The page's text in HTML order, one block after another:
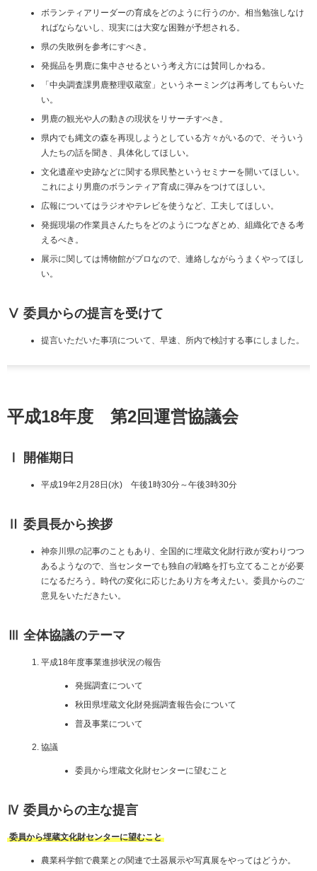
ボランティアリーダーの育成をどのように行うのか。相当勉強しなけ
ればならないし、現実には大変な困難が予想される。
県の失敗例を参考にすべき。
発掘品を男鹿に集中させるという考え方には賛同しかねる。
「中央調査課男鹿整理収蔵室」というネーミングは再考してもらいた
い。
男鹿の観光や人の動きの現状をリサーチすべき。
県内でも縄文の森を再現しようとしている方々がいるので、そういう
人たちの話を聞き、具体化してほしい。
文化遺産や史跡などに関する県民塾というセミナーを開いてほしい。
これにより男鹿のボランティア育成に弾みをつけてほしい。
広報についてはラジオやテレビを使うなど、工夫してほしい。
発掘現場の作業員さんたちをどのようにつなぎとめ、組織化できる考
えるべき。
展示に関しては博物館がプロなので、連絡しながらうまくやってほし
い。
Ⅴ 委員からの提言を受けて
提言いただいた事項について、早速、所内で検討する事にしました。
平成18年度 第2回運営協議会
Ⅰ 開催期日
平成19年2月28日(水) 午後1時30分～午後3時30分
Ⅱ 委員長から挨拶
神奈川県の記事のこともあり、全国的に埋蔵文化財行政が変わりつつ
あるようなので、当センターでも独自の戦略を打ち立てることが必要
になるだろう。時代の変化に応じたあり方を考えたい。委員からのご
意見をいただきたい。
Ⅲ 全体協議のテーマ
平成18年度事業進捗状況の報告
発掘調査について
秋田県埋蔵文化財発掘調査報告会について
普及事業について
協議
委員から埋蔵文化財センターに望むこと
Ⅳ 委員からの主な提言
委員から埋蔵文化財センターに望むこと
農業科学館で農業との関連で土器展示や写真展をやってはどうか。